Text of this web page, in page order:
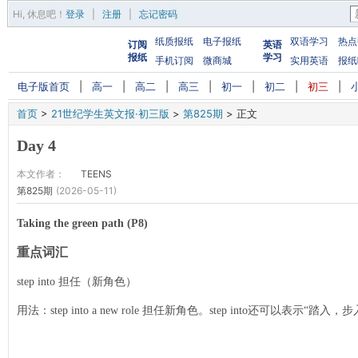
Hi, 休息吧 ！ 登录 注册 忘记密码
订阅
报纸
纸质报纸
电子报纸
手机订阅
微商城
英语
学习
双语学习
热
实用英语
报
电子版首页 高一 高二 高三 初一 初二 初三
首页 > 21世纪学生英文报·初三版 > 第825期 > 正文
Day 4
本文作者：
TEENS
第825期 (2026-05-11)
Taking the green path (P8)
重点词汇
step into 担任（新角色）
用法：step into a new role 担任新角色。step into还可以表示“踏入，步